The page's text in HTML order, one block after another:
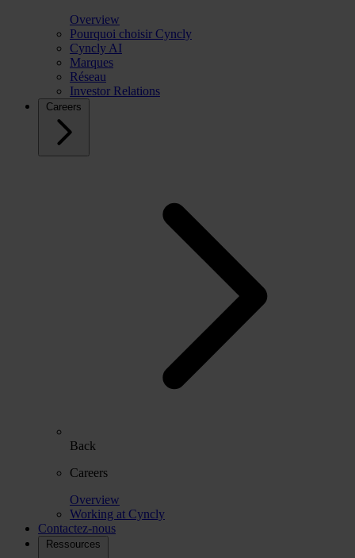
Overview
Pourquoi choisir Cyncly
Cyncly AI
Marques
Réseau
Investor Relations
Careers
Back
Careers
Overview
Working at Cyncly
Contactez-nous
Ressources